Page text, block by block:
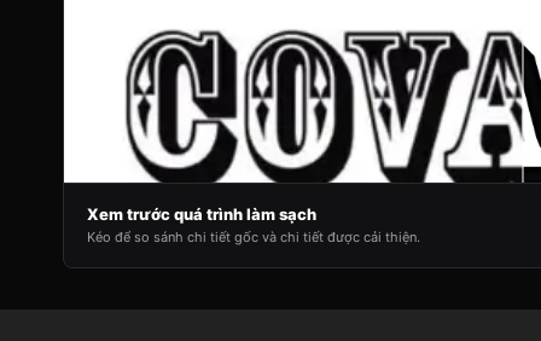
Xem trước quá trình làm sạch
Kéo để so sánh chi tiết gốc và chi tiết được cải thiện.